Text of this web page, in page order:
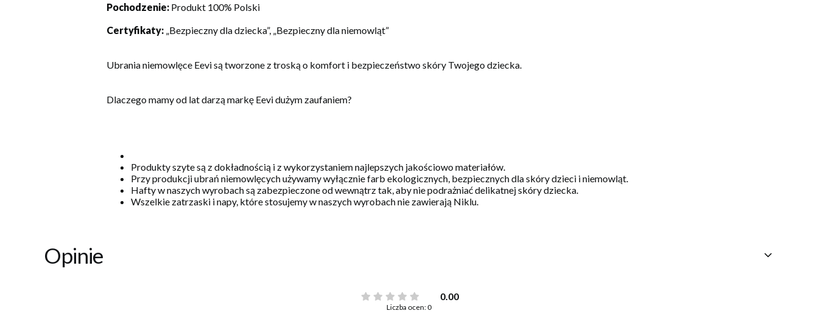
Pochodzenie: Produkt 100% Polski
Certyfikaty: „Bezpieczny dla dziecka”, „Bezpieczny dla niemowląt”
Ubrania niemowlęce Eevi są tworzone z troską o komfort i bezpieczeństwo skóry Twojego dziecka.
Dlaczego mamy od lat darzą markę Eevi dużym zaufaniem?
Produkty szyte są z dokładnością i z wykorzystaniem najlepszych jakościowo materiałów.
Przy produkcji ubrań niemowlęcych używamy wyłącznie farb ekologicznych, bezpiecznych dla skóry dzieci i niemowląt.
Hafty w naszych wyrobach są zabezpieczone od wewnątrz tak, aby nie podrażniać delikatnej skóry dziecka.
Wszelkie zatrzaski i napy, które stosujemy w naszych wyrobach nie zawierają Niklu.
Opinie
0.00
Liczba ocen: 0